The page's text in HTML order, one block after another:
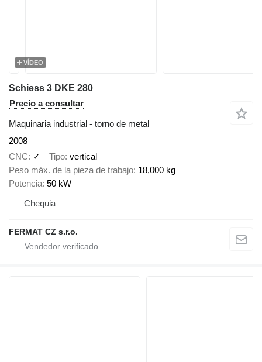
VÍDEO
Schiess 3 DKE 280
Precio a consultar
Maquinaria industrial - torno de metal
2008
CNC
✓ Tipo vertical
Peso máx. de la pieza de trabajo 18,000 kg
Potencia 50 kW
Chequia
FERMAT CZ s.r.o.